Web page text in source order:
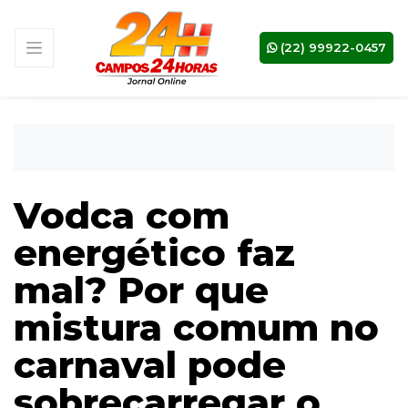
(22) 99922-0457
Vodca com
energético faz
mal? Por que
mistura comum no
carnaval pode